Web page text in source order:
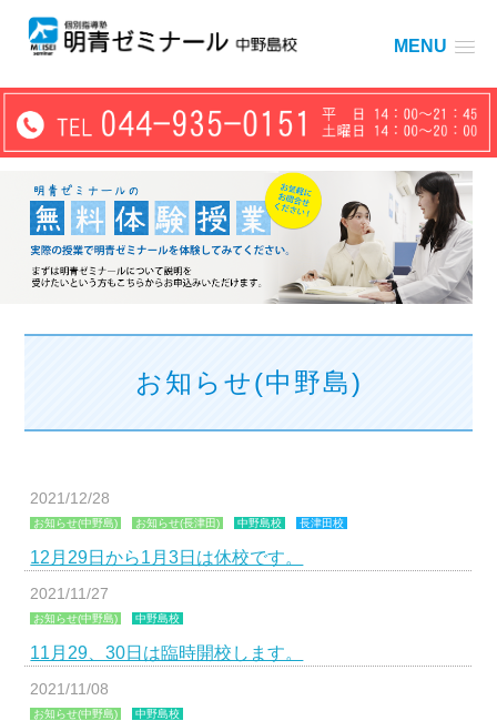
MENU
お知らせ(中野島)
2021/12/28
お知らせ(中野島) お知らせ(長津田) 中野島校 長津田校
12月29日から1月3日は休校です。
2021/11/27
お知らせ(中野島) 中野島校
11月29、30日は臨時開校します。
2021/11/08
お知らせ(中野島) 中野島校